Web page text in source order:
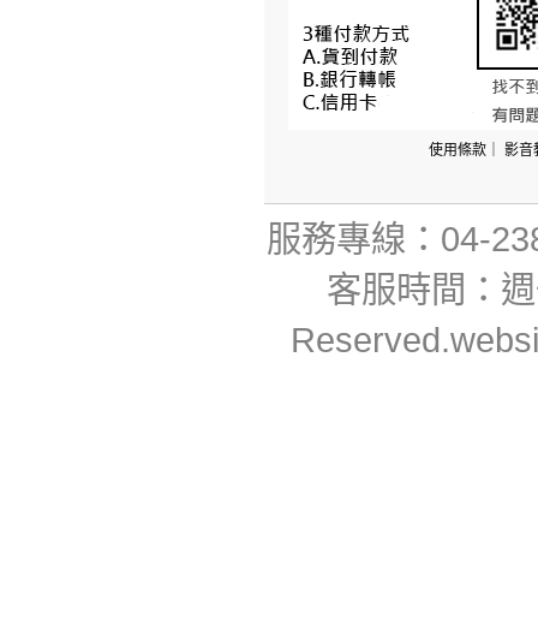
使用條款 影音
服務專線：04-
客服時間：